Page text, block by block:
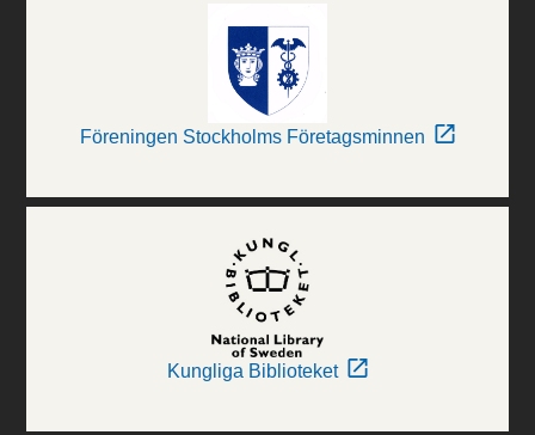
Föreningen Stockholms Företagsminnen
Kungliga Biblioteket